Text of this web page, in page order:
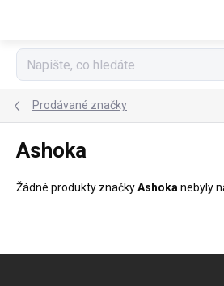
Prodávané značky
Ashoka
Žádné produkty značkyAshoka nebyly